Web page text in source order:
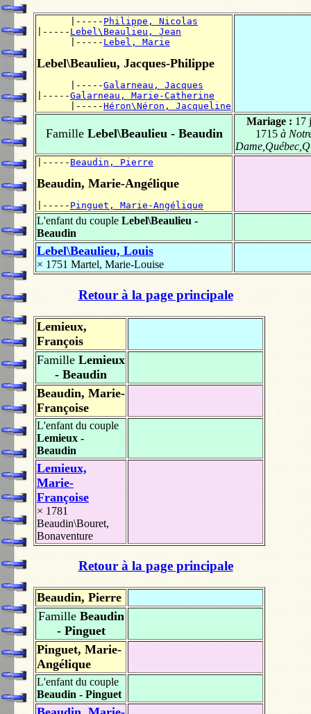
      |-----
Philippe, Nicolas
|----- Lebel\Beaulieu, Jean
      |-----
Lebel, Marie
Lebel\Beaulieu, Jacques-Philippe
      |-----
Galarneau, Jacques
|-----Galarneau, Marie-Catherine
      |-----
Héron\Néron, Jacqueline
FamilleLebel\Beaulieu - Beaudin
Mariage : 17
1715à
|----- Beaudin, Pierre
Beaudin, Marie-Angélique
|----- Pinguet, Marie-Angélique
L'enfant du couple Lebel\Beaulieu -
Beaudin
Lebel\Beaulieu, Louis
× 1751 Martel, Marie-Louise
Retour à la page principale
Lemieux,
François
Famille Lemieux
- Beaudin
Beaudin, Marie-
Françoise
L'enfant du couple
Lemieux -
Beaudin
Lemieux,
Marie-
Françoise
× 1781
Beaudin\Bouret,
Bonaventure
Retour à la page principale
Beaudin, Pierre
FamilleBeaudin
- Pinguet
Pinguet, Marie-
Angélique
L'enfant du couple
Beaudin - Pinguet